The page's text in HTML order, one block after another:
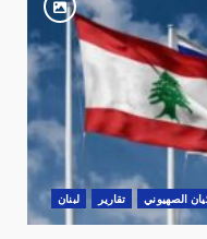
الصهيوني تقارير لبنان